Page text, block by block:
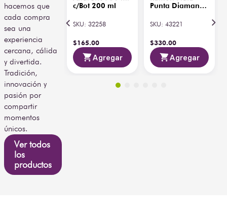
hacemos que
cada compra
sea una
experiencia
cercana, cálida
y divertida.
Tradición,
innovación y
pasión por
compartir
momentos
únicos.
Ver todos
los
productos
Andrews 750 ml
c/Bot 200 ml
SKU:32258
Ramón Plata
Punta Diamante
750 ml con
Pachita 200 ml
SKU:43221